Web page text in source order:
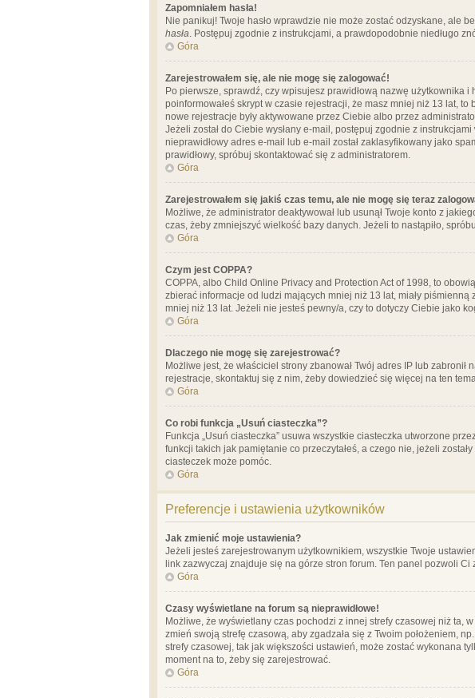
Zapomniałem hasła!
Nie panikuj! Twoje hasło wprawdzie nie może zostać odzyskane, ale
hasła. Postępuj zgodnie z instrukcjami, a prawdopodobnie niedługo
Góra
Zarejestrowałem się, ale nie mogę się zalogować!
Po pierwsze, sprawdź, czy wpisujesz prawidłową nazwę użytkownika i
poinformowałeś skrypt w czasie rejestracji, że masz mniej niż 13 lat,
nowe rejestracje były aktywowane przez Ciebie albo przez
Jeżeli został do Ciebie wysłany e-mail, postępuj zgodnie z
nieprawidłowy adres e-mail lub e-mail został zaklasyfikowany jako
prawidłowy, spróbuj skontaktować się z administratorem.
Góra
Zarejestrowałem się jakiś czas temu, ale nie mogę się teraz
Możliwe, że administrator deaktywował lub usunął Twoje konto z
czas, żeby zmniejszyć wielkość bazy danych. Jeżeli to nastąpiło,
Góra
Czym jest COPPA?
COPPA, albo Child Online Privacy and Protection Act of 1998, to
zbierać informacje od ludzi mających mniej niż 13 lat, miały
mniej niż 13 lat. Jeżeli nie jesteś pewny/a, czy to dotyczy Ciebie jako
Góra
Dlaczego nie mogę się zarejestrować?
Możliwe jest, że właściciel strony zbanował Twój adres IP lub
rejestracje, skontaktuj się z nim, żeby dowiedzieć się więcej na ten
Góra
Co robi funkcja „Usuń ciasteczka”?
Funkcja „Usuń ciasteczka” usuwa wszystkie ciasteczka utworzone
funkcji takich jak pamiętanie co przeczytałeś, a czego nie, jeżeli
ciasteczek może pomóc.
Góra
Preferencje i ustawienia użytkowników
Jak zmienić moje ustawienia?
Jeżeli jesteś zarejestrowanym użytkownikiem, wszystkie Twoje
link zazwyczaj znajduje się na górze stron forum. Ten panel pozwoli
Góra
Czasy wyświetlane na forum są nieprawidłowe!
Możliwe, że wyświetlany czas pochodzi z innej strefy czasowej niż ta,
zmień swoją strefę czasową, aby zgadzała się z Twoim położeniem,
strefy czasowej, tak jak większości ustawień, może zostać wykonana
moment na to, żeby się zarejestrować.
Góra